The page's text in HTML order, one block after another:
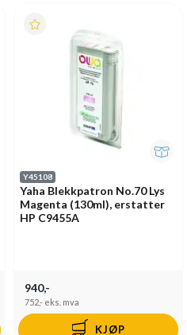
Y45108
Yaha Blekkpatron No.70 Lys
Magenta (130ml), erstatter
HP C9455A
940,-
752,- eks. mva
KJØP